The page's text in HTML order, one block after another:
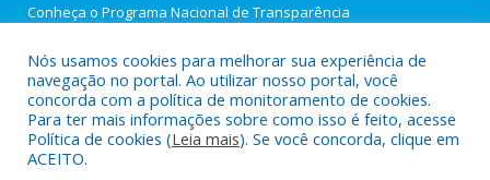
Conheça o Programa Nacional de Transparência
Todos os direitos reservados a Câmara Municipal de Igarapé-
Açu.
Nós usamos cookies para melhorar sua experiência de
navegação no portal. Ao utilizar nosso portal, você
concorda com a política de monitoramento de cookies.
Para ter mais informações sobre como isso é feito, acesse
Política de cookies (Leia mais). Se você concorda, clique em
ACEITO.